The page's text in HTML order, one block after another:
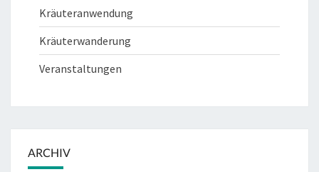
Kräuteranwendung
Kräuterwanderung
Veranstaltungen
ARCHIV